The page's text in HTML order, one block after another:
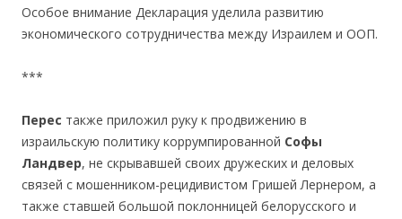
Особое внимание Декларация уделила развитию
экономического сотрудничества между Израилем и ООП.
***
Перес также приложил руку к продвижению в
израильскую политику коррумпированной Софы
Ландвер, не скрывавшей своих дружеских и деловых
связей с мошенником-рецидивистом Гришей Лернером, а
также ставшей большой поклонницей белорусского и